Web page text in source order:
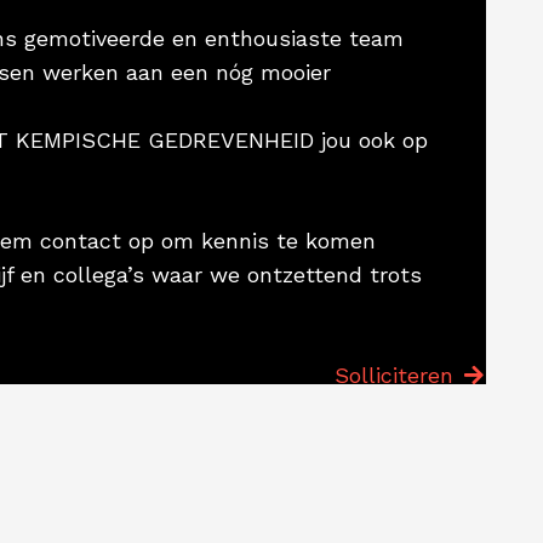
gemotiveerde en enthousiaste team
werken aan een nóg mooier
GEDREVENHEID jou ook op
contact op om kennis te komen
en collega’s waar we ontzettend trots
Solliciteren